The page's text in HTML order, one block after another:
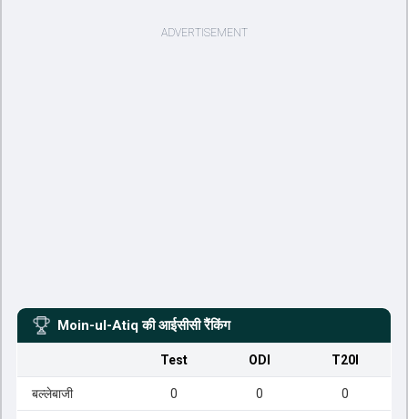
Moin-ul-Atiq की आईसीसी रैंकिंग
Test ODI T20I
बल्लेबाजी 0 0 0